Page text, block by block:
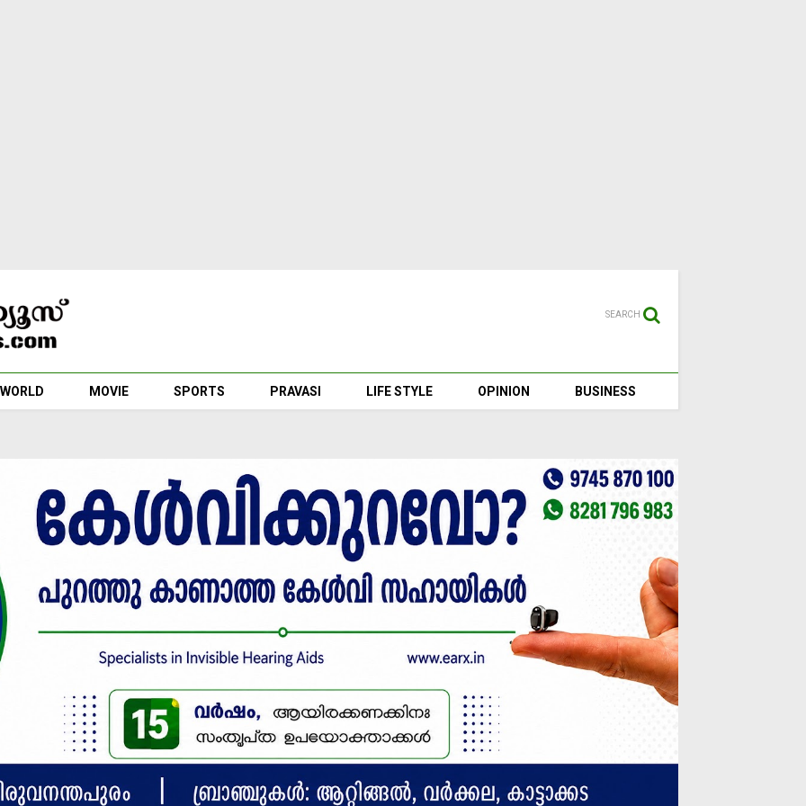
SEARCH
WORLD MOVIE SPORTS PRAVASI LIFE STYLE OPINION BUSINESS